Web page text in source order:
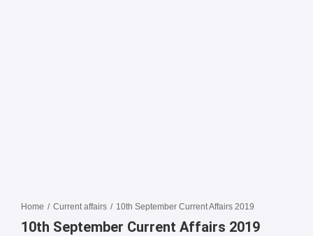
Home / Current affairs / 10th September Current Affairs 2019
10th September Current Affairs 2019